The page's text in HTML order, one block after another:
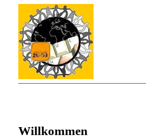
Willkommen